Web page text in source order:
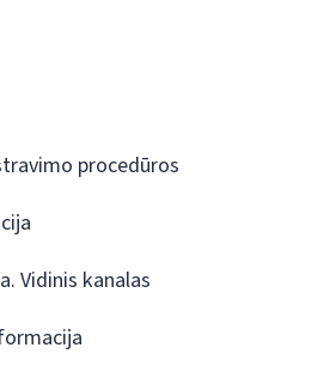
procedūros
Vidinis kanalas